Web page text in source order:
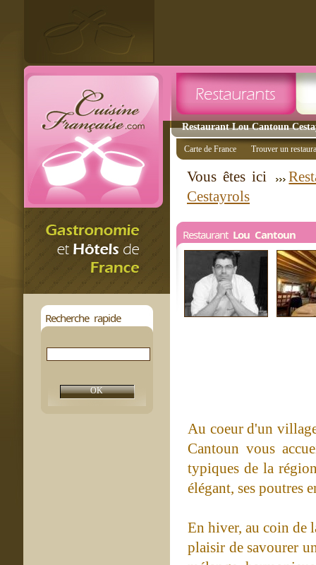
Restaurant Lou Cantoun
Recherche rapide
Carte de France Trouver un
Vous êtes ici
Cestayrols
Restaurant Lou Cantoun
Au coeur d'un
Cantoun vous
typiques de la
élégant, ses poutres
En hiver, au coin de
plaisir de savourer